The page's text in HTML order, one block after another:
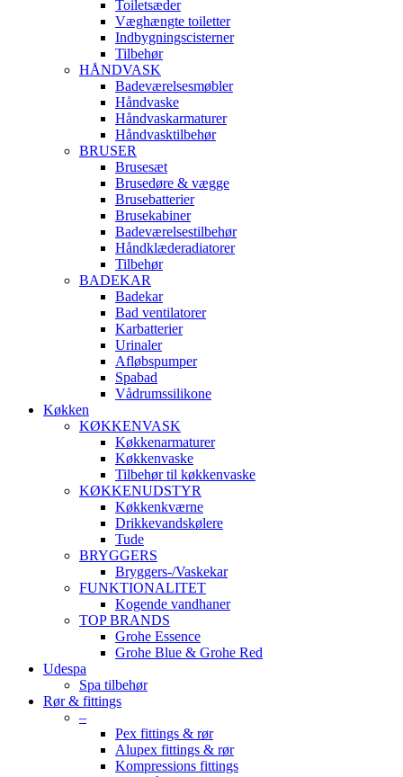
Toiletsæder
Væghængte toiletter
Indbygningscisterner
Tilbehør
HÅNDVASK
Badeværelsesmøbler
Håndvaske
Håndvaskarmaturer
Håndvasktilbehør
BRUSER
Brusesæt
Brusedøre & vægge
Brusebatterier
Brusekabiner
Badeværelsestilbehør
Håndklæderadiatorer
Tilbehør
BADEKAR
Badekar
Bad ventilatorer
Karbatterier
Urinaler
Afløbspumper
Spabad
Vådrumssilikone
Køkken
KØKKENVASK
Køkkenarmaturer
Køkkenvaske
Tilbehør til køkkenvaske
KØKKENUDSTYR
Køkkenkværne
Drikkevandskølere
Tude
BRYGGERS
Bryggers-/Vaskekar
FUNKTIONALITET
Kogende vandhaner
TOP BRANDS
Grohe Essence
Grohe Blue & Grohe Red
Udespa
Spa tilbehør
Rør & fittings
–
Pex fittings & rør
Alupex fittings & rør
Kompressions fittings